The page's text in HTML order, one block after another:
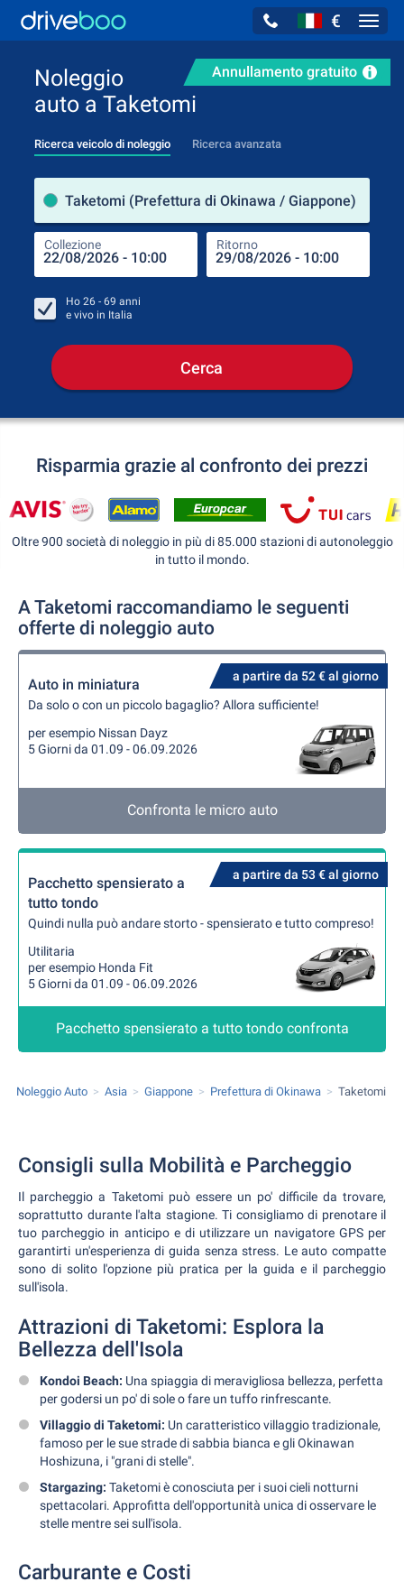
€
Annullamento gratuito
Noleggio
auto a Taketomi
Ricerca veicolo di noleggio Ricerca avanzata
Taketomi (Prefettura di Okinawa / Giappone)
Collezione Ritorno
Ho 26 - 69 anni
e vivo in Italia
Cerca
Risparmia grazie al confronto dei prezzi
Oltre 900 società di noleggio in più di 85.000 stazioni di autonoleggio
in tutto il mondo.
A Taketomi raccomandiamo le seguenti
offerte di noleggio auto
a partire da 52 € al giorno
Auto in miniatura
Da solo o con un piccolo bagaglio? Allora sufficiente!
per esempio Nissan Dayz
5 Giorni da 01.09 - 06.09.2026
Confronta le micro auto
a partire da 53 € al giorno
Pacchetto spensierato a
tutto tondo
Quindi nulla può andare storto - spensierato e tutto compreso!
Utilitaria
per esempio Honda Fit
5 Giorni da 01.09 - 06.09.2026
Pacchetto spensierato a tutto tondo confronta
Noleggio Auto Asia Giappone Prefettura di Okinawa Taketomi
Consigli sulla Mobilità e Parcheggio
Il parcheggio a Taketomi può essere un po' difficile da trovare,
soprattutto durante l'alta stagione. Ti consigliamo di prenotare il
tuo parcheggio in anticipo e di utilizzare un navigatore GPS per
garantirti un'esperienza di guida senza stress. Le auto compatte
sono di solito l'opzione più pratica per la guida e il parcheggio
sull'isola.
Attrazioni di Taketomi: Esplora la
Bellezza dell'Isola
Kondoi Beach: Una spiaggia di meravigliosa bellezza, perfetta
per godersi un po' di sole o fare un tuffo rinfrescante.
Villaggio di Taketomi: Un caratteristico villaggio tradizionale,
famoso per le sue strade di sabbia bianca e gli Okinawan
Hoshizuna, i "grani di stelle".
Stargazing: Taketomi è conosciuta per i suoi cieli notturni
spettacolari. Approfitta dell'opportunità unica di osservare le
stelle mentre sei sull'isola.
Carburante e Costi